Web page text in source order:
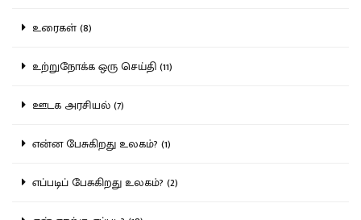
உரைகள் (8)
உற்றுநோக்க ஒரு செய்தி (11)
ஊடக அரசியல் (7)
என்ன பேசுகிறது உலகம்? (1)
எப்படிப் பேசுகிறது உலகம்? (2)